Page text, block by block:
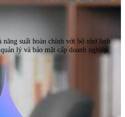
năng suất hoàn chỉnh với bộ nhớ linh
lý và bảo mật cấp doanh nghiệp.